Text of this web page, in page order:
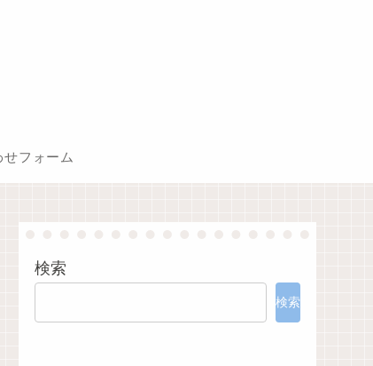
せフォーム
検索
検索